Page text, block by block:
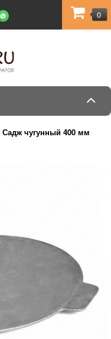
0
Садж чугунный 400 мм